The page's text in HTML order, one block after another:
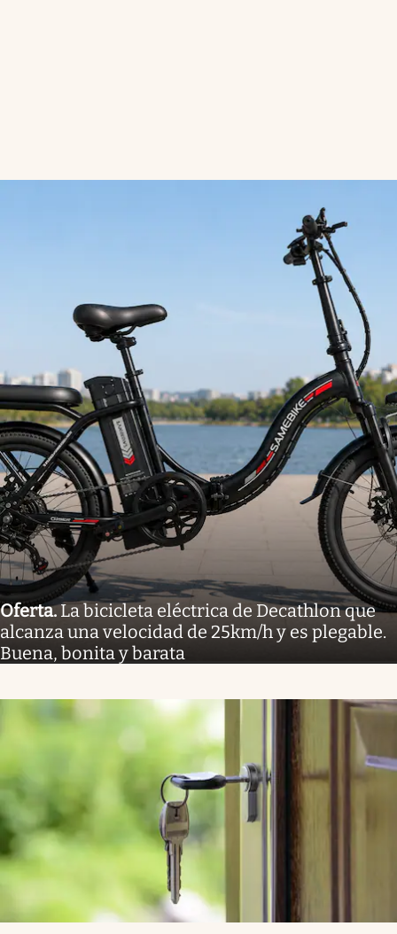
Oferta.La bicicleta eléctrica de Decathlon que
alcanza una velocidad de 25km/h y es plegable.
Buena, bonita y barata